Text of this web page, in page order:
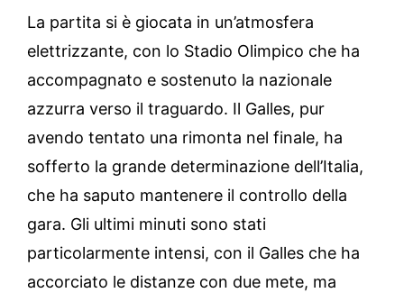
La partita si è giocata in un’atmosfera
elettrizzante, con lo Stadio Olimpico che ha
accompagnato e sostenuto la nazionale
azzurra verso il traguardo. Il Galles, pur
avendo tentato una rimonta nel finale, ha
sofferto la grande determinazione dell’Italia,
che ha saputo mantenere il controllo della
gara. Gli ultimi minuti sono stati
particolarmente intensi, con il Galles che ha
accorciato le distanze con due mete, ma